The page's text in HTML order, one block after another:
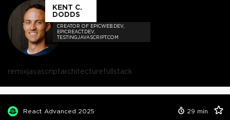
KENT C.
DODDS
CREATOR OF EPICWEB.DEV,
EPICREACT.DEV,
TESTINGJAVASCRIPT.COM
remixjavascriptarchitecturefullstack
React Advanced 2025 29 min